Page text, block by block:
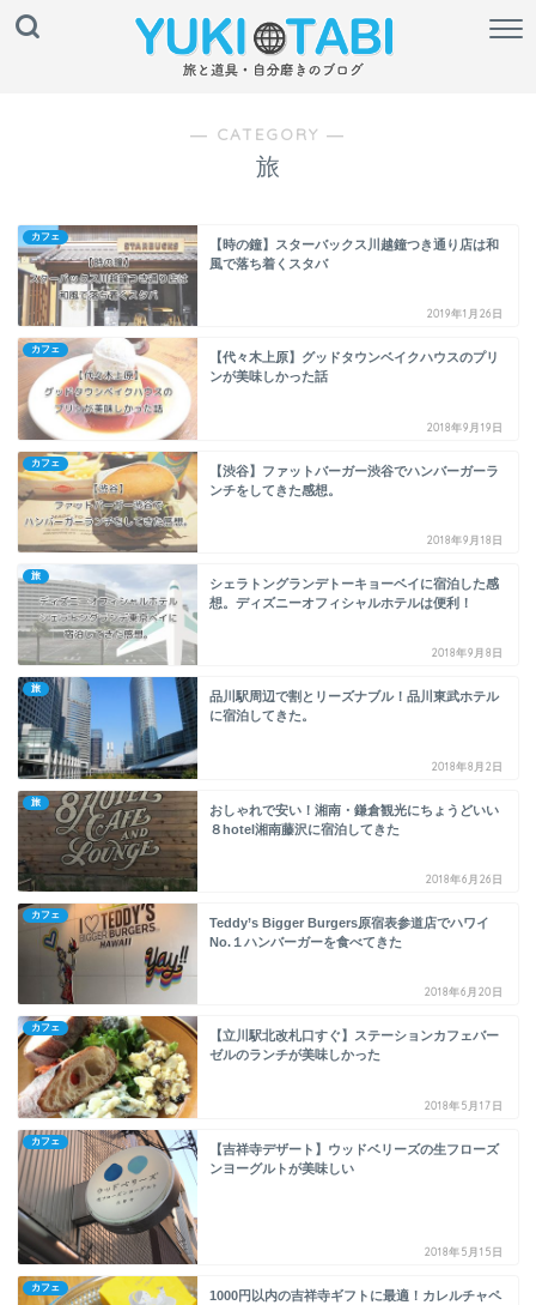
― CATEGORY ―
旅
カフェ
【時の鐘】スターバックス川越鐘つき通り店は和
風で落ち着くスタバ
2019年1月26日
カフェ
【代々木上原】グッドタウンベイクハウスのプリ
ンが美味しかった話
2018年9月19日
カフェ
【渋谷】ファットバーガー渋谷でハンバーガーラ
ンチをしてきた感想。
2018年9月18日
旅
シェラトングランデトーキョーベイに宿泊した感
想。ディズニーオフィシャルホテルは便利！
2018年9月8日
旅
品川駅周辺で割とリーズナブル！品川東武ホテル
に宿泊してきた。
2018年8月2日
旅
おしゃれで安い！湘南・鎌倉観光にちょうどいい
８hotel湘南藤沢に宿泊してきた
2018年6月26日
カフェ
Teddy’s Bigger Burgers原宿表参道店でハワイ
No.１ハンバーガーを食べてきた
2018年6月20日
カフェ
【立川駅北改札口すぐ】ステーションカフェバー
ゼルのランチが美味しかった
2018年5月17日
カフェ
【吉祥寺デザート】ウッドベリーズの生フローズ
ンヨーグルトが美味しい
2018年5月15日
カフェ
1000円以内の吉祥寺ギフトに最適！カレルチャペ